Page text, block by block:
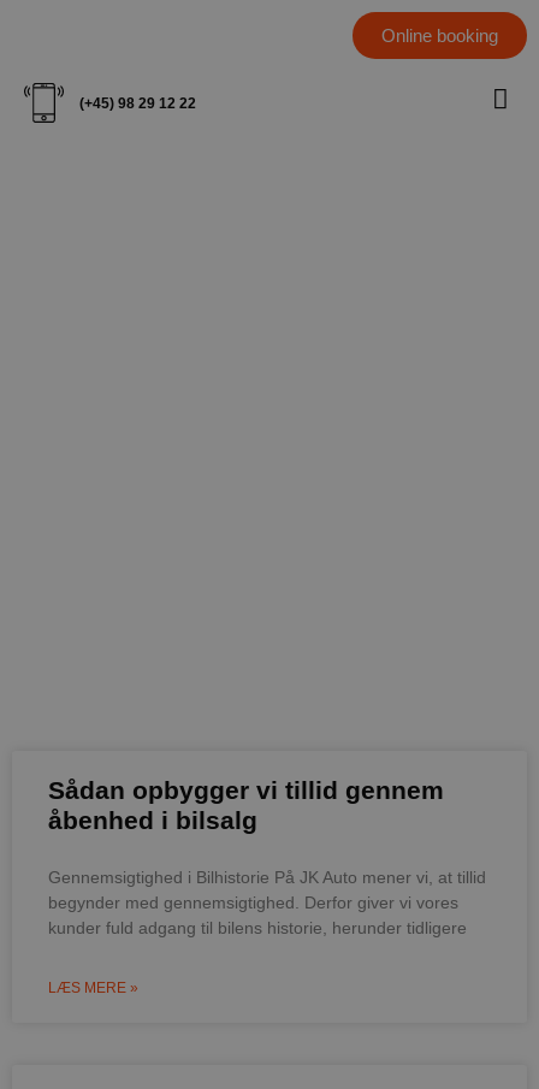
(+45) 98 29 12 22
Online booking
Sådan opbygger vi tillid gennem
åbenhed i bilsalg
Gennemsigtighed i Bilhistorie På JK Auto mener vi, at tillid
begynder med gennemsigtighed. Derfor giver vi vores
kunder fuld adgang til bilens historie, herunder tidligere
LÆS MERE »